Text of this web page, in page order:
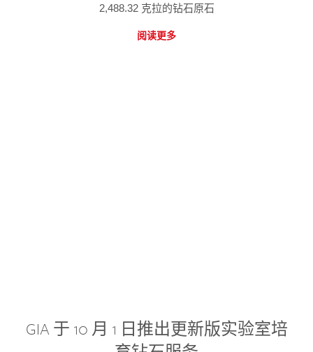
2,488.32 克拉的钻石原石
阅读更多
GIA 于 10 月 1 日推出更新版实验室培